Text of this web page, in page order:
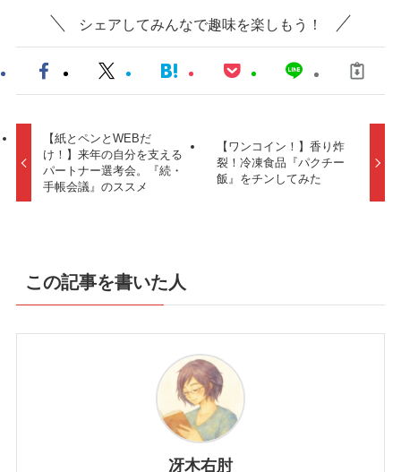
シェアしてみんなで趣味を楽しもう！
【紙とペンとWEBだ
け！】来年の自分を支える
パートナー選考会。『続・
手帳会議』のススメ
【ワンコイン！】香り炸
裂！冷凍食品『パクチー
飯』をチンしてみた
この記事を書いた人
冴木右肘